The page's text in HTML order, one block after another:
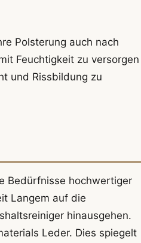
Polsterung auch nach
Feuchtigkeit zu versorgen
und Rissbildung zu
Bedürfnisse hochwertiger
Langem auf die
hinausgehen.
Leder. Dies spiegelt